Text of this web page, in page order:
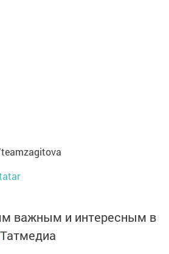
важным и интересным в
Татмедиа